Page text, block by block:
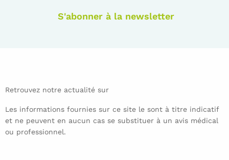
S'abonner à la newsletter
Retrouvez notre actualité sur
Les informations fournies sur ce site le sont à titre indicatif
et ne peuvent en aucun cas se substituer à un avis médical
ou professionnel.